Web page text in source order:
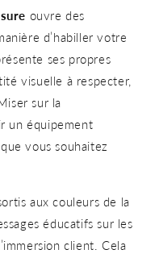
ouvre des
d’habiller votre
ses propres
visuelle à respecter,
sur la
un équipement
vous souhaitez
aux couleurs de la
éducatifs sur les
client. Cela